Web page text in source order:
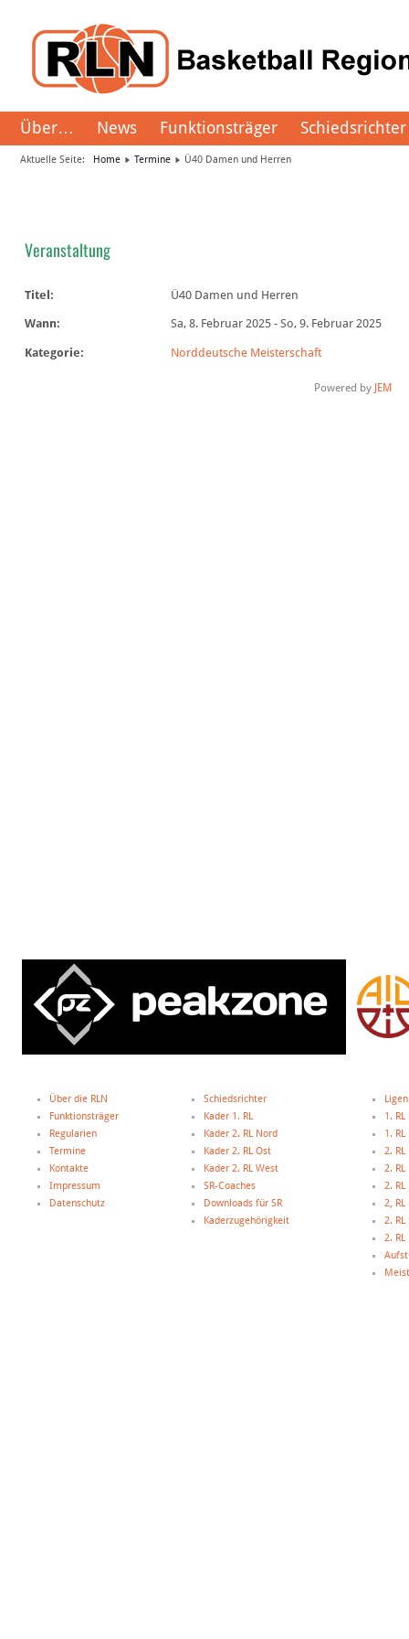
Über… News Funktionsträger Schiedsrichter
Aktuelle Seite: Home Termine Ü40 Damen und Herren
Veranstaltung
Titel: Ü40 Damen und Herren
Wann: Sa, 8. Februar 2025 - So, 9. Februar 2025
Kategorie: Norddeutsche Meisterschaft
Powered by JEM
Über die RLN
Funktionsträger
Regularien
Termine
Kontakte
Impressum
Datenschutz
Schiedsrichter
Kader 1. RL
Kader 2. RL Nord
Kader 2. RL Ost
Kader 2. RL West
SR-Coaches
Downloads für SR
Kaderzugehörigkeit
Ligen
1.
1.
2.
2.
2.
2,
2.
2.